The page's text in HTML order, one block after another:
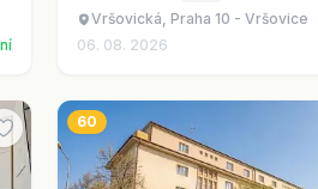
Vršovická, Praha 10 - Vršovice
06. 08. 2026
60